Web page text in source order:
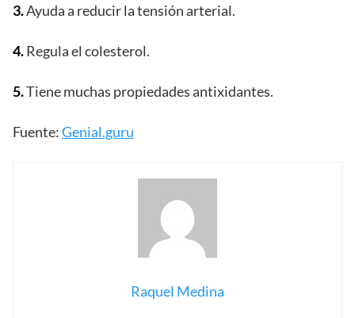
3.Ayuda a reducir la tensión arterial.
4.Regula el colesterol.
5.Tiene muchas propiedades antixidantes.
Fuente:Genial.guru
Raquel Medina